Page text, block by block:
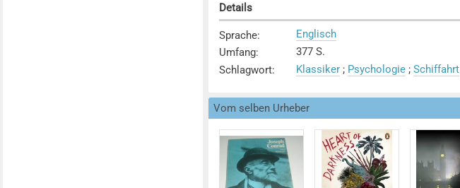
Details
Sprache:
Englisch
Umfang:
377 S.
Schlagwort: Klassiker; Psychologie; Schiffahrt
Vom selben Urheber